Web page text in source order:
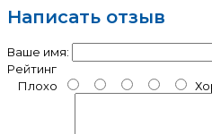
Написать отзыв
Ваше имя:
Рейтинг
Плохо